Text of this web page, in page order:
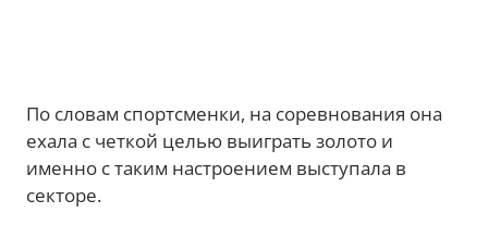
По словам спортсменки, на соревнования она
ехала с четкой целью выиграть золото и
именно с таким настроением выступала в
секторе.